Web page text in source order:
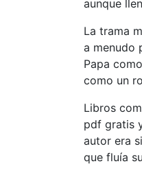
aunque
La trama
a menudo
Papa
como un
Libros
pdf gratis
autor era
que fluía